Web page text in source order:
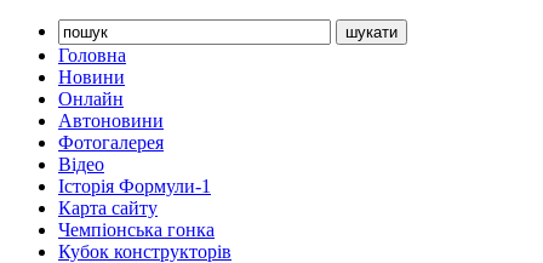
Головна
Новини
Онлайн
Автоновини
Фотогалерея
Відео
Історія Формули-1
Карта сайту
Чемпіонська гонка
Кубок конструкторів